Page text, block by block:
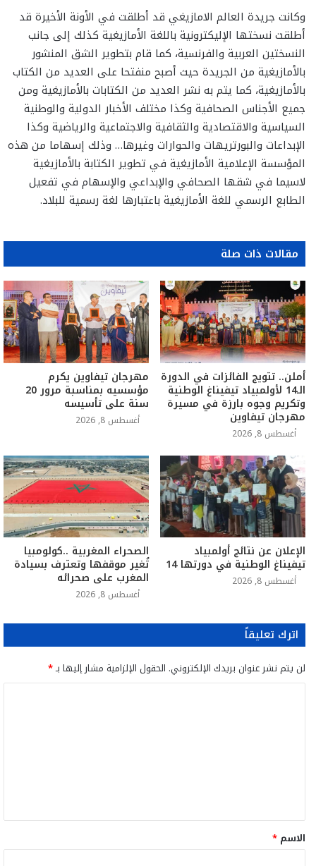
وكانت جريدة العالم الامازيغي قد أطلقت في الأونة الأخيرة قد
أطلقت نسختها الإليكترونية باللغة الأمازيغية كذلك إلى جانب
النسختين العربية والفرنسية، كما قام بتطوير الشق المنشور
بالأمازيغية من الجريدة حيث أصبح منفتحا على العديد من الكتاب
بالأمازيغية، كما يتم به نشر العديد من الكتابات بالأمازيغية ومن
جميع الأجناس الصحافية وكذا مختلف الأخبار الدولية والوطنية
السياسية والاقتصادية والثقافية والاجتماعية والرياضية وكذا
الإبداعات والبورتريهات والحوارات وغيرها… وذلك إسهاما من هذه
المؤسسة الإعلامية الأمازيغية في تطوير الكتابة بالأمازيغية
لاسيما في شقها الصحافي والإبداعي والإسهام في تفعيل
الطابع الرسمي للغة الأمازيغية باعتبارها لغة رسمية للبلاد.
مقالات ذات صلة
أملن.. تتويج الفائزات في الدورة
الـ14 لأولمبياد تيفيناغ الوطنية
وتكريم وجوه بارزة في مسيرة
مهرجان تيفاوين
أغسطس 8, 2026
مهرجان تيفاوين يكرم
مؤسسيه بمناسبة مرور 20
سنة على تأسيسه
أغسطس 8, 2026
الإعلان عن نتائج أولمبياد
تيفيناغ الوطنية في دورتها 14
أغسطس 8, 2026
الصحراء المغربية ..كولومبيا
تُغير موقفها وتعترف بسيادة
المغرب على صحرائه
أغسطس 8, 2026
اترك تعليقاً
لن يتم نشر عنوان بريدك الإلكتروني. الحقول الإلزامية مشار إليها بـ*
ق
*
الاسم *